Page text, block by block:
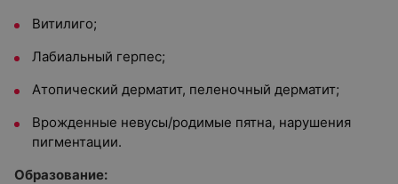
Витилиго;
Лабиальный герпес;
Атопический дерматит, пеленочный дерматит;
Врожденные невусы/родимые пятна, нарушения
пигментации.
Образование: